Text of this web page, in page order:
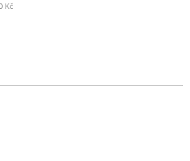
Kč